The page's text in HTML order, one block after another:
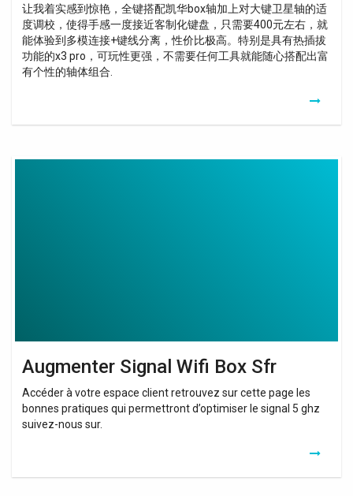
让我着实感到惊艳，全键搭配凯华box轴加上对大键卫星轴的适
度调校，使得手感一度接近客制化键盘，只需要400元左右，就
能体验到多模连接+键线分离，性价比极高。特别是具有热插拔
功能的x3 pro，可玩性更强，不需要任何工具就能随心搭配出富
有个性的轴体组合.
Augmenter Signal Wifi Box Sfr
Accéder à votre espace client retrouvez sur cette page les
bonnes pratiques qui permettront d’optimiser le signal 5 ghz
suivez-nous sur.
Augmenter